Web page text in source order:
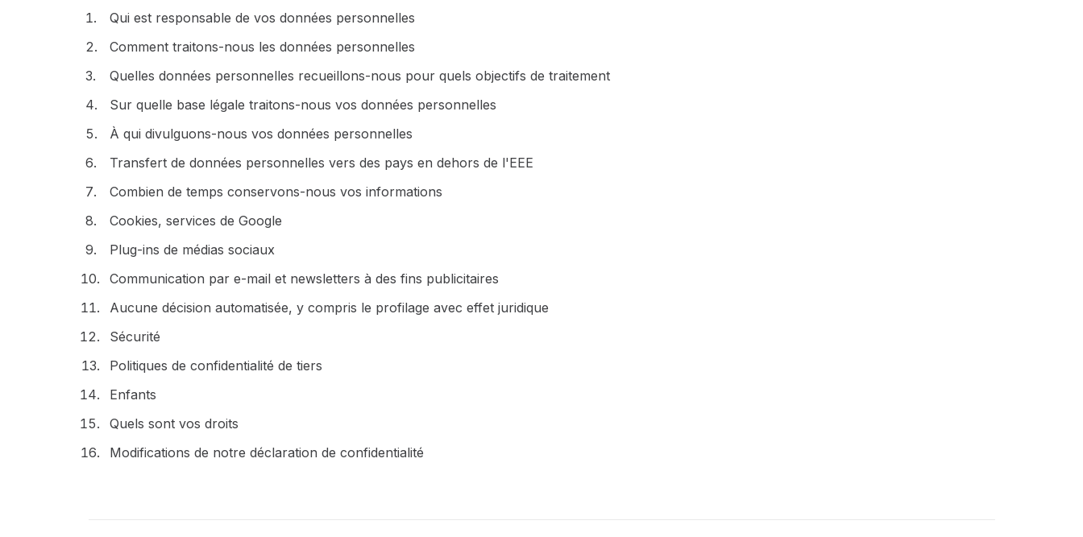
Qui est responsable de vos données personnelles
Comment traitons-nous les données personnelles
Quelles données personnelles recueillons-nous pour quels objectifs de traitement
Sur quelle base légale traitons-nous vos données personnelles
À qui divulguons-nous vos données personnelles
Transfert de données personnelles vers des pays en dehors de l'EEE
Combien de temps conservons-nous vos informations
Cookies, services de Google
Plug-ins de médias sociaux
Communication par e-mail et newsletters à des fins publicitaires
Aucune décision automatisée, y compris le profilage avec effet juridique
Sécurité
Politiques de confidentialité de tiers
Enfants
Quels sont vos droits
Modifications de notre déclaration de confidentialité